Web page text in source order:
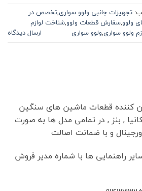
تجهیزات جانبی ولوو سواری,تخصص در
ولوو,سفارش قطعات ولوو,شناخت لوازم
ولوو سواری,ولوو سواری ارسال دیدگاه
کننده قطعات ماشین های سنگین
, بنز , در تمامی مدل ها به صورت
و با ضمانت اصالت
راهنمایی ها با شماره مدیر فروش